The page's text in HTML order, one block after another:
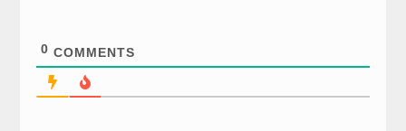
0 COMMENTS